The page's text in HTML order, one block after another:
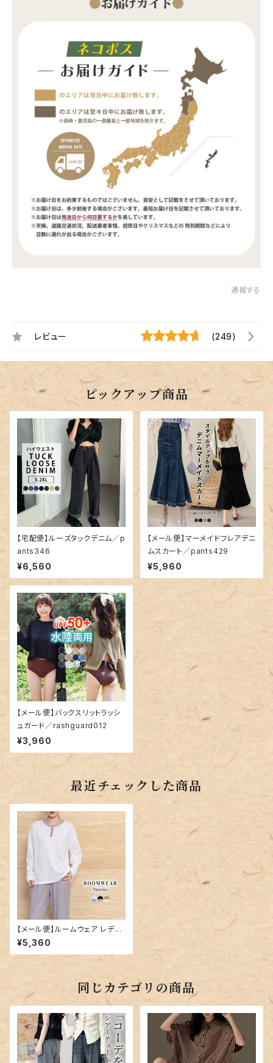
通報する
レビュー (249)
ピックアップ商品
【宅配便】ルーズタックデニム／p
ants346
¥6,560
【メール便】マーメイドフレアデニ
ムスカート／pants429
¥5,960
【メール便】バックスリットラッシ
ュガード／rashguard012
¥3,960
最近チェックした商品
【メール便】ルームウェア レディ
ース 長袖 トップス パンツ／roo
mwear240
¥5,360
同じカテゴリの商品